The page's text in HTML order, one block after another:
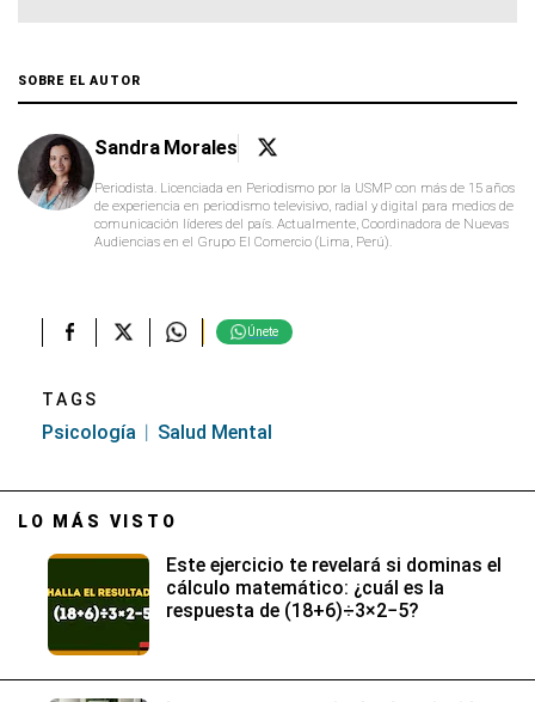
SOBRE EL AUTOR
Sandra Morales
Periodista. Licenciada en Periodismo por la USMP con más de 15 años
de experiencia en periodismo televisivo, radial y digital para medios de
comunicación líderes del país. Actualmente, Coordinadora de Nuevas
Audiencias en el Grupo El Comercio (Lima, Perú).
Únete
TAGS
Psicología Salud Mental
LO MÁS VISTO
Este ejercicio te revelará si dominas el
cálculo matemático: ¿cuál es la
respuesta de (18+6)÷3×2−5?